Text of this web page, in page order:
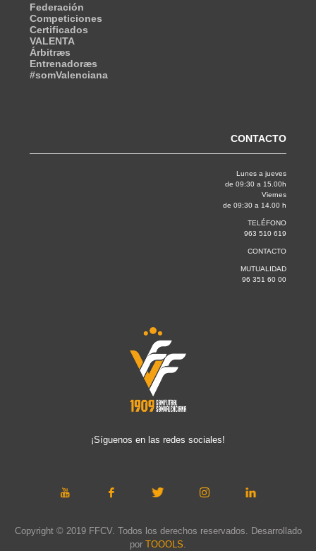
Federación
Competiciones
Certificados
VALENTA
Árbitræs
Entrenadoræs
#somValenciana
CONTACTO
Lunes a jueves
de 09:30 a 15.00h
Viernes
de 09:30 a 14.00 h
TELÉFONO
963 510 619
CONTACTO
MUTUALIDAD
96 351 60 00
¡Síguenos en las redes sociales!
Copyright © 2019 FFCV. Todos los derechos reservados. Desarrollado
por TOOOLS